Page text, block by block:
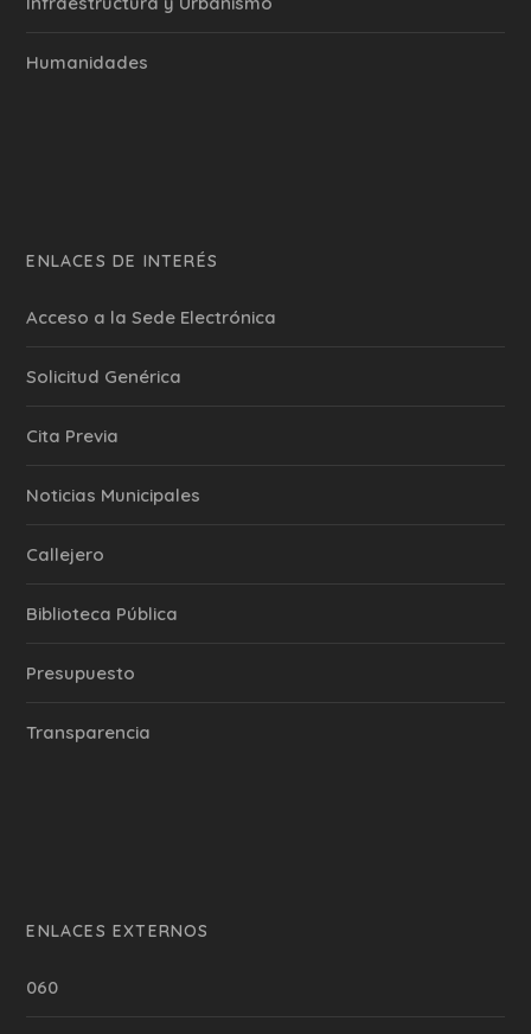
Humanidades
ENLACES DE INTERÉS
Acceso a la Sede Electrónica
Solicitud Genérica
Cita Previa
‎Noticias Municipales
Callejero
Biblioteca Pública
Presupuesto
Transparencia
ENLACES EXTERNOS
060